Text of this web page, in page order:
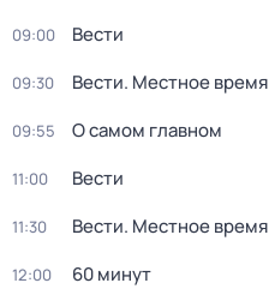
09:00 Вести
09:30 Вести. Местное время
09:55 О самом главном
11:00 Вести
11:30 Вести. Местное время
12:00 60 минут